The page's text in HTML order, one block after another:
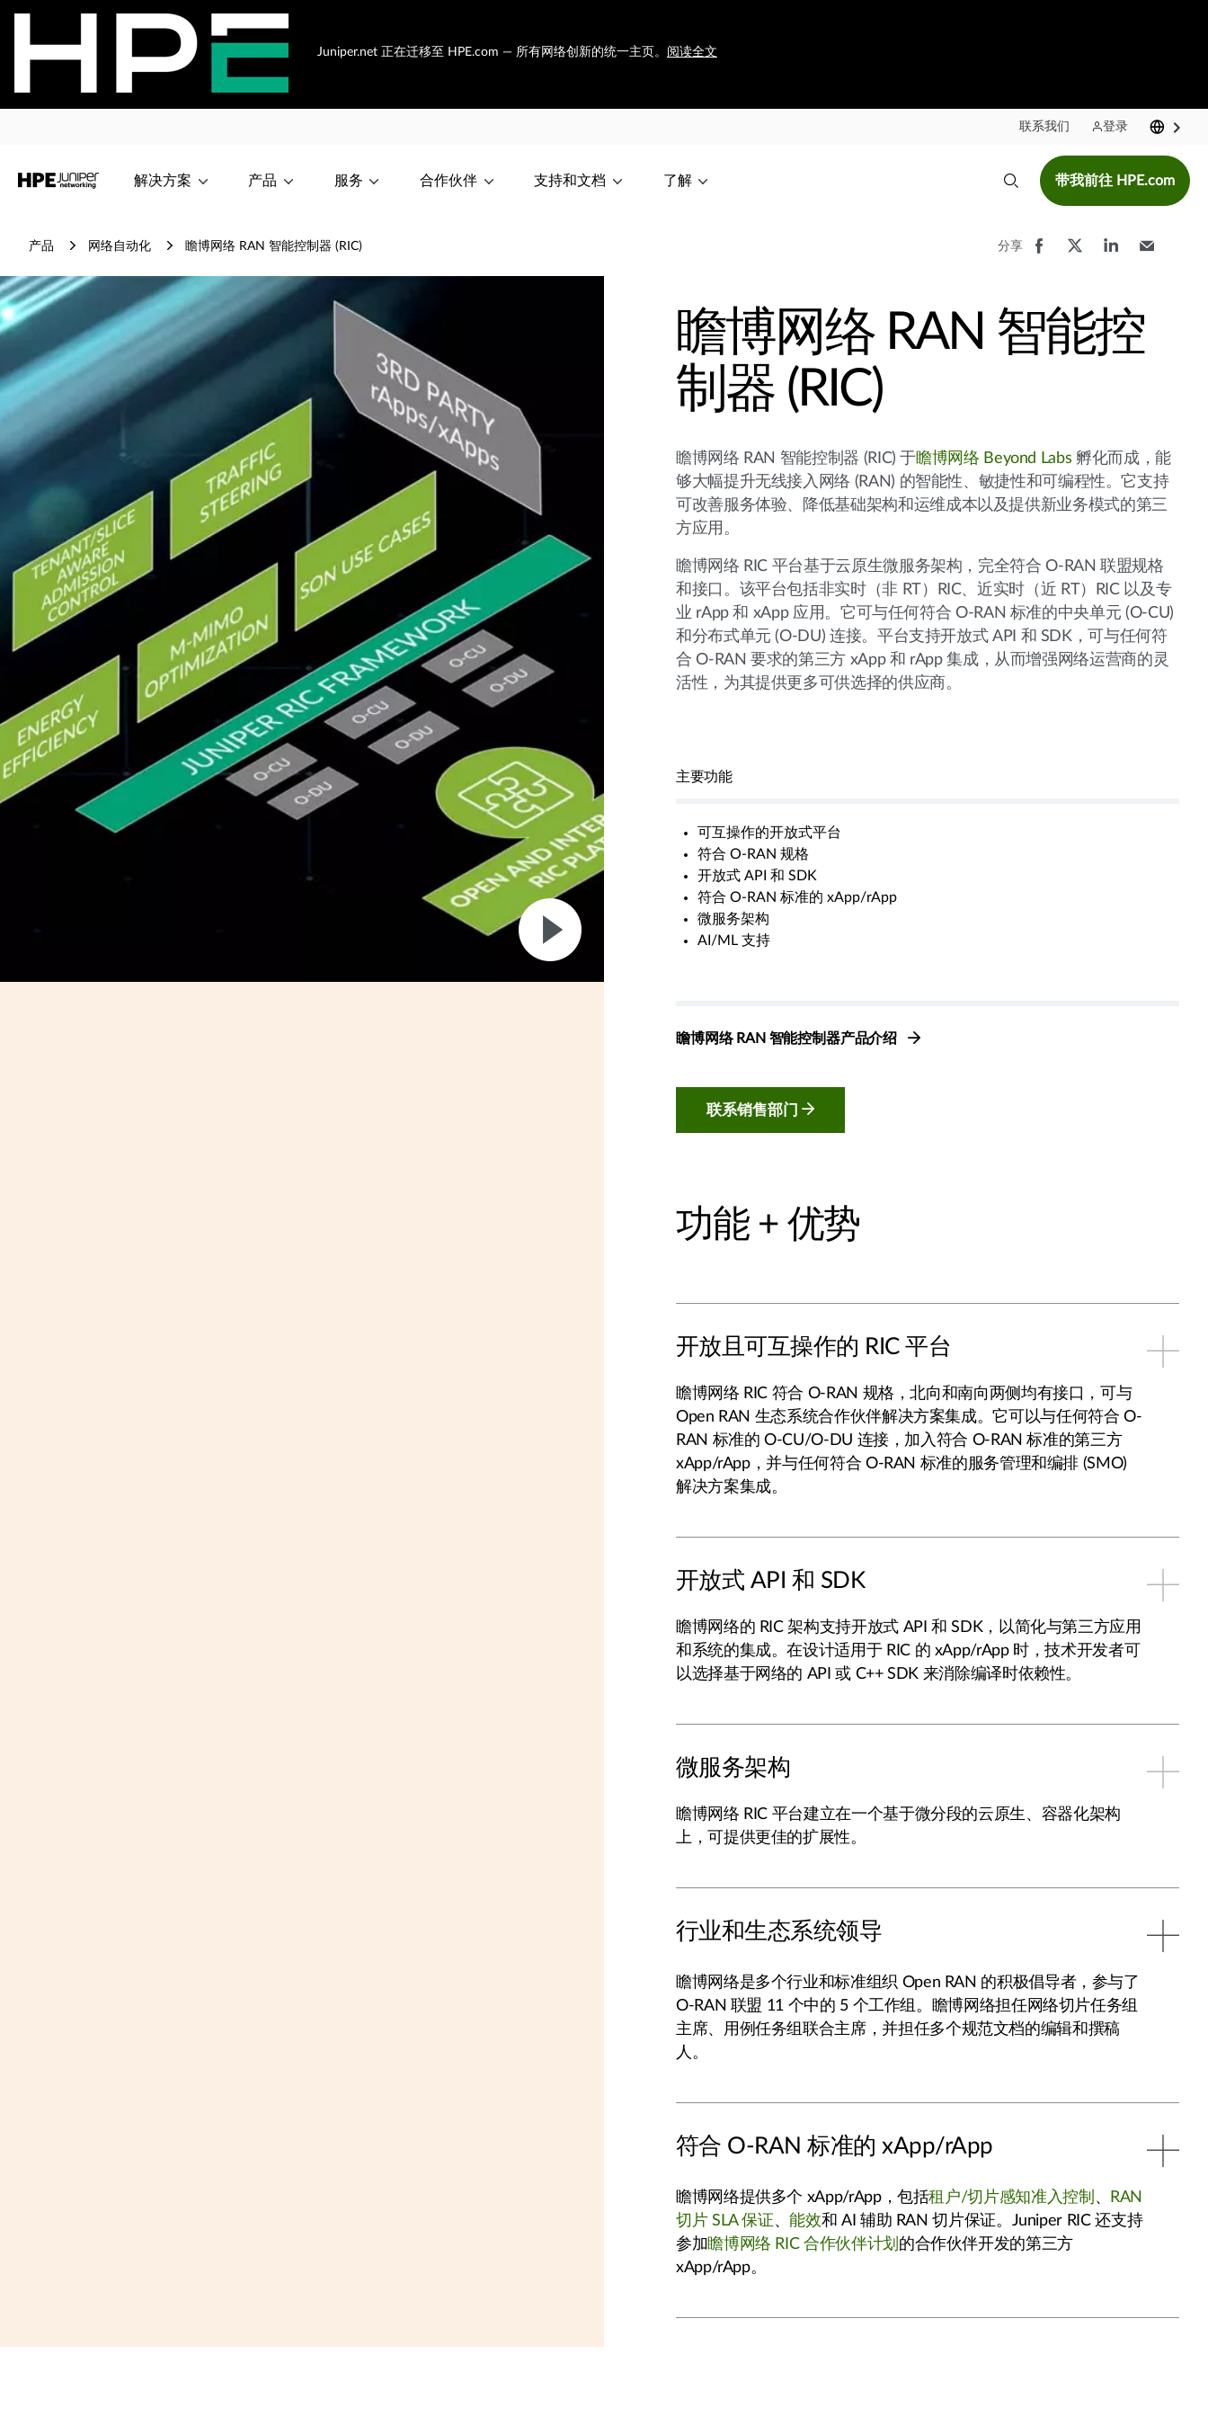
Juniper.net 正在迁移至 HPE.com — 所有网络创新的统一主页。 阅读全文
联系我们 登录
解决方案 产品 服务 合作伙伴 支持和文档 了解 带我前往 HPE.com
产品 网络自动化 瞻博网络 RAN 智能控制器 (RIC) 分享
瞻博网络 RAN 智能控
制器 (RIC)
瞻博网络 RAN 智能控制器 (RIC) 于瞻博网络 Beyond Labs 孵化而成，能
够大幅提升无线接入网络 (RAN) 的智能性、敏捷性和可编程性。它支持
可改善服务体验、降低基础架构和运维成本以及提供新业务模式的第三
方应用。
瞻博网络 RIC 平台基于云原生微服务架构，完全符合 O-RAN 联盟规格
和接口。该平台包括非实时（非 RT）RIC、近实时（近 RT）RIC 以及专
业 rApp 和 xApp 应用。它可与任何符合 O-RAN 标准的中央单元 (O-CU)
和分布式单元 (O-DU) 连接。平台支持开放式 API 和 SDK，可与任何符
合 O-RAN 要求的第三方 xApp 和 rApp 集成，从而增强网络运营商的灵
活性，为其提供更多可供选择的供应商。
主要功能
可互操作的开放式平台
符合 O-RAN 规格
开放式 API 和 SDK
符合 O-RAN 标准的 xApp/rApp
微服务架构
AI/ML 支持
瞻博网络 RAN 智能控制器产品介绍
联系销售部门
功能 + 优势
开放且可互操作的 RIC 平台
瞻博网络 RIC 符合 O-RAN 规格，北向和南向两侧均有接口，可与
Open RAN 生态系统合作伙伴解决方案集成。它可以与任何符合 O-
RAN 标准的 O-CU/O-DU 连接，加入符合 O-RAN 标准的第三方
xApp/rApp，并与任何符合 O-RAN 标准的服务管理和编排 (SMO)
解决方案集成。
开放式 API 和 SDK
瞻博网络的 RIC 架构支持开放式 API 和 SDK，以简化与第三方应用
和系统的集成。在设计适用于 RIC 的 xApp/rApp 时，技术开发者可
以选择基于网络的 API 或 C++ SDK 来消除编译时依赖性。
微服务架构
瞻博网络 RIC 平台建立在一个基于微分段的云原生、容器化架构
上，可提供更佳的扩展性。
行业和生态系统领导
瞻博网络是多个行业和标准组织 Open RAN 的积极倡导者，参与了
O-RAN 联盟 11 个中的 5 个工作组。瞻博网络担任网络切片任务组
主席、用例任务组联合主席，并担任多个规范文档的编辑和撰稿
人。
符合 O-RAN 标准的 xApp/rApp
瞻博网络提供多个 xApp/rApp，包括租户/切片感知准入控制 、
RAN
切片 SLA 保证、能效和 AI 辅助 RAN 切片保证。Juniper RIC 还支持
参加 瞻博网络 RIC 合作伙伴计划 的合作伙伴开发的第三方
xApp/rApp。